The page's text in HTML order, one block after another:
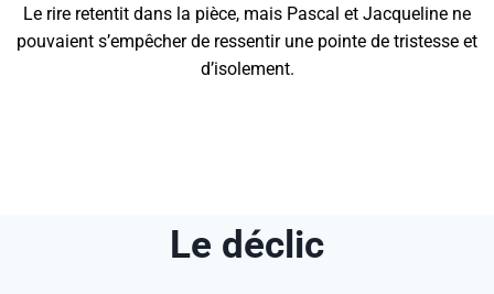
Le rire retentit dans la pièce, mais Pascal et Jacqueline ne
pouvaient s’empêcher de ressentir une pointe de tristesse et
d’isolement.
Le déclic